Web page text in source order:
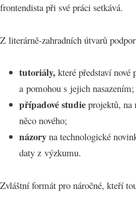
frontendista při své práci setkává.
Z literárně-zahradních útvarů
tutoriály,které představí nové
a pomohou s jejich nasazením;
případové studieprojektů, na
něco nového;
názoryna technologické
daty z výzkumu.
Zvláštní formát pro náročné, kteří